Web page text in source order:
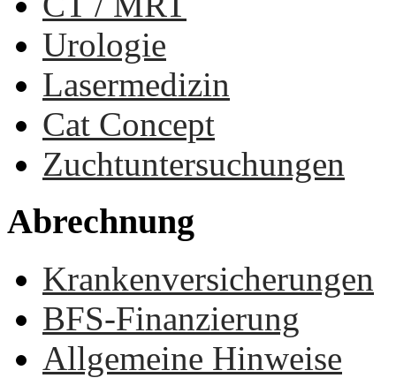
Urologie
Lasermedizin
Cat Concept
Zuchtuntersuchungen
Abrechnung
Krankenversicherungen
BFS-Finanzierung
Allgemeine Hinweise